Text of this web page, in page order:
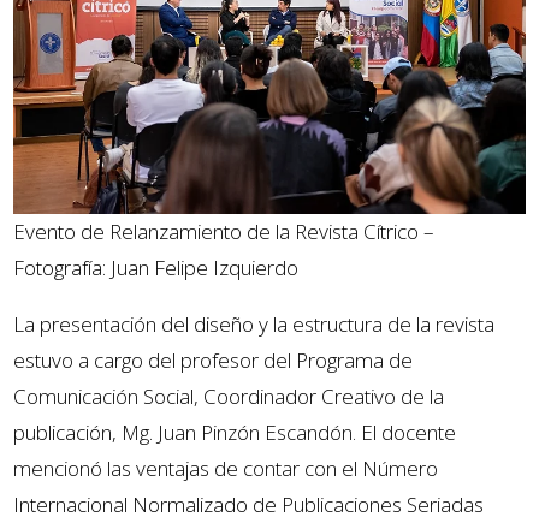
Evento de Relanzamiento de la Revista Cítrico –
Fotografía: Juan Felipe Izquierdo
La presentación del diseño y la estructura de la revista
estuvo a cargo del profesor del Programa de
Comunicación Social, Coordinador Creativo de la
publicación, Mg. Juan Pinzón Escandón. El docente
mencionó las ventajas de contar con el Número
Internacional Normalizado de Publicaciones Seriadas